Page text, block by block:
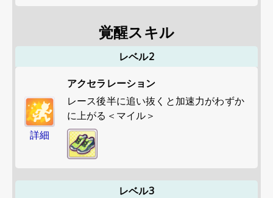
覚醒スキル
レベル2
詳細
アクセラレーション
レース後半に追い抜くと加速力がわずか
に上がる＜マイル＞
レベル3